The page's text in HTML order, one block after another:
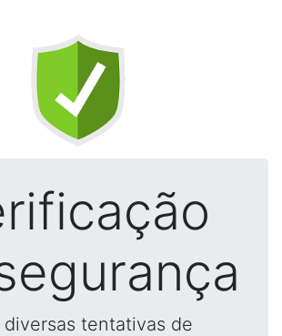
diversas tentativas de